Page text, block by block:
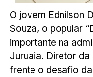
O jovem Ednilson
Souza, o popular
importante na
Juruaia. Diretor
frente o desafio